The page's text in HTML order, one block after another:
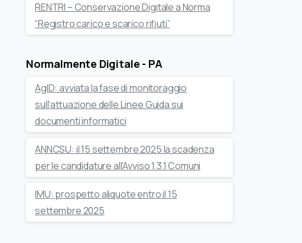
RENTRI – Conservazione Digitale a Norma
“Registro carico e scarico rifiuti”
Normalmente Digitale - PA
AgID: avviata la fase di monitoraggio
sull’attuazione delle Linee Guida sui
documenti informatici
ANNCSU: il 15 settembre 2025 la scadenza
per le candidature all’Avviso 1.3.1 Comuni
IMU: prospetto aliquote entro il 15
settembre 2025